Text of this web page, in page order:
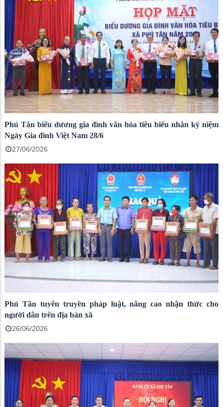
Phú Tân biểu dương gia đình văn hóa tiêu biểu nhân kỷ niệm
Ngày Gia đình Việt Nam 28/6
27/06/2026
Phú Tân tuyên truyền pháp luật, nâng cao nhận thức cho
người dân trên địa bàn xã
26/06/2026